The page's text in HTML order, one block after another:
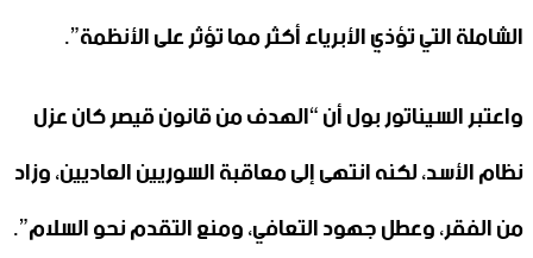
الشاملة التي تؤذي الأبرياء أكثر مما تؤثر على الأنظمة”.
واعتبر السيناتور بول أن “الهدف من قانون قيصر كان عزل
نظام الأسد، لكنه انتهى إلى معاقبة السوريين العاديين، وزاد
من الفقر، وعطل جهود التعافي، ومنع التقدم نحو السلام”.